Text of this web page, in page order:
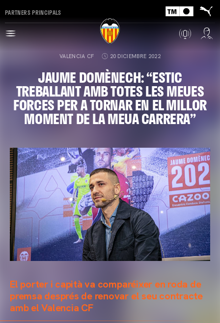
PARTNERS PRINCIPALS
VALENCIA CF 20 DICIEMBRE 2022
JAUME DOMÈNECH: “ESTIC
TREBALLANT AMB TOTES LES MEUES
FORCES PER A TORNAR EN EL MILLOR
MOMENT DE LA MEUA CARRERA”
El porter i capità va comparéixer en roda de
premsa després de renovar el seu contracte
amb el Valencia CF